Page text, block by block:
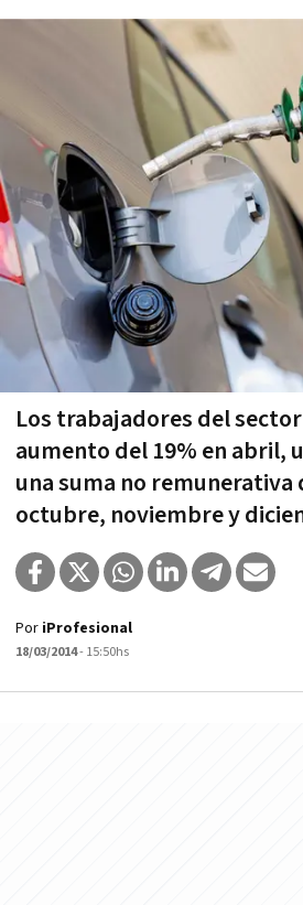
Los trabajadores del
aumento del 19% en abril,
una suma no remunerativa
octubre, noviembre y
Por iProfesional
18/03/2014- 15:50hs